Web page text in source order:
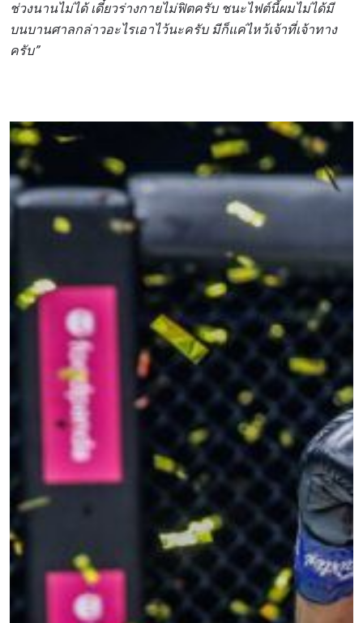
ช่วงนานไม่ได้ เดี๋ยวร่างกายไม่ฟิตครับ ชนะไฟต์นี้ผมไม่ได้มี
บนบานศาลกล่าวอะไรเอาไว้นะครับ มีก็แค่ไหว้เจ้าที่เจ้าทาง
ครับ”
คู่แข่ง
อีเวนต์
สมัครเพื่อไม่พลาดข่าวเด็ด
เพื่อไม่พลาดข่าวสารของ ONE รีบลงทะเบียนตอนนี้
เพื่อรับข้อมูลอัปเดตล่าสุดก่อนใคร รวมทั้งข้อเสนอ
และสิทธิพิเศษในการเลือกที่นั่งที่ดีที่สุดในสนาม